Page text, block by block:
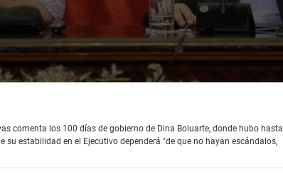
comenta los 100 días de gobierno de Dina Boluarte, donde hubo hasta
estabilidad en el Ejecutivo dependerá "de que no hayan escándalos,